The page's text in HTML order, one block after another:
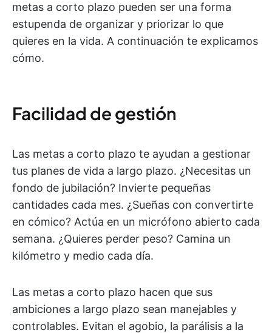
metas a corto plazo pueden ser una forma
estupenda de organizar y priorizar lo que
quieres en la vida. A continuación te explicamos
cómo.
Facilidad de gestión
Las metas a corto plazo te ayudan a gestionar
tus planes de vida a largo plazo. ¿Necesitas un
fondo de jubilación? Invierte pequeñas
cantidades cada mes. ¿Sueñas con convertirte
en cómico? Actúa en un micrófono abierto cada
semana. ¿Quieres perder peso? Camina un
kilómetro y medio cada día.
Las metas a corto plazo hacen que sus
ambiciones a largo plazo sean manejables y
controlables. Evitan el agobio, la parálisis a la